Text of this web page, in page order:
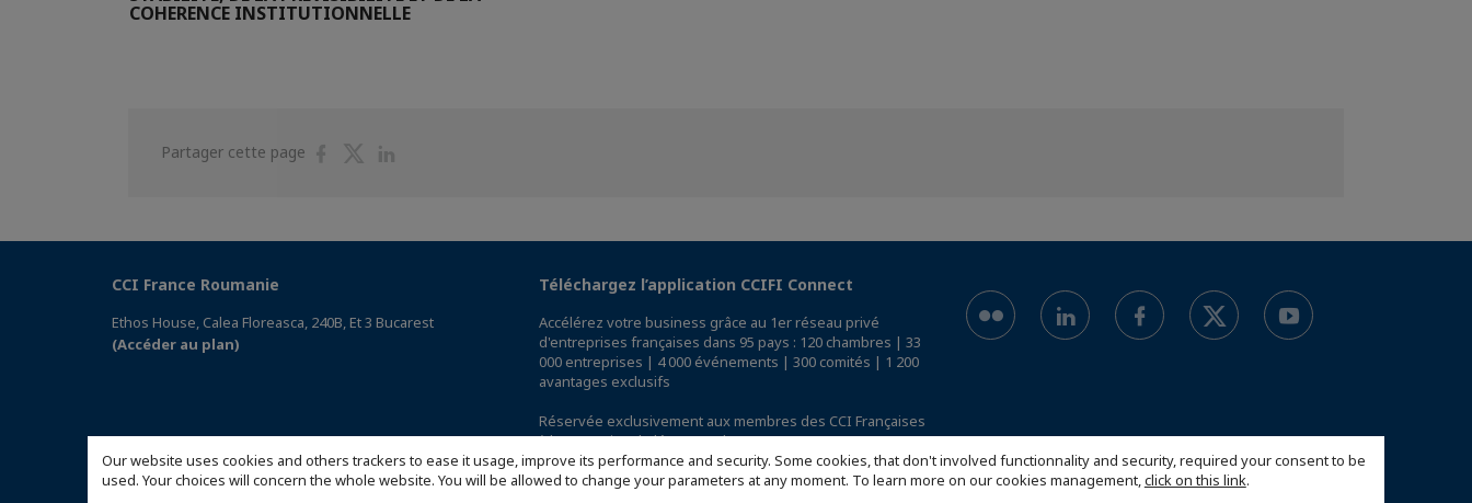
Our website uses cookies and others trackers to ease it usage, improve its performance and security. Some cookies, that don't involved functionnality and security, required your consent to be
used. Your choices will concern the whole website. You will be allowed to change your parameters at any moment. To learn more on our cookies management,click on this link.
COHERENCE INSTITUTIONNELLE
Partager cette page
PartagerPartager
CCI France Roumanie
Ethos House, Calea Floreasca, 240B, Et 3 Bucarest
(Accéder au plan)
Téléchargez l’application CCIFI Connect
Accélérez votre business grâce au 1er réseau privé
d'entreprises françaises dans 95 pays : 120 chambres | 33
000 entreprises | 4 000 événements | 300 comités | 1 200
avantages exclusifs
Réservée exclusivement aux membres des CCI Françaises
à l'International,découvrez l'app CCIFI Connect.